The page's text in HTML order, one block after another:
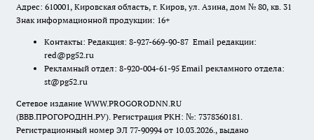
Адрес: 610001, Кировская область, г. Киров, ул. Азина, дом № 80, кв. 31
Знак информационной продукции: 16+
Контакты: Редакция: 8-927-669-90-87 Email редакции:
red@pg52.ru
Рекламный отдел: 8-920-004-61-95 Email рекламного отдела:
st@pg52.ru
Сетевое издание WWW.PROGORODNN.RU
(ВВВ.ПРОГОРОДНН.РУ). Регистрация РКН: №: 7378360181.
Регистрационный номер ЭЛ 77-90994 от 10.03.2026., выдано